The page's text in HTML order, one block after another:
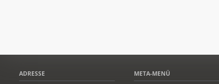
ADRESSE META-MENÜ